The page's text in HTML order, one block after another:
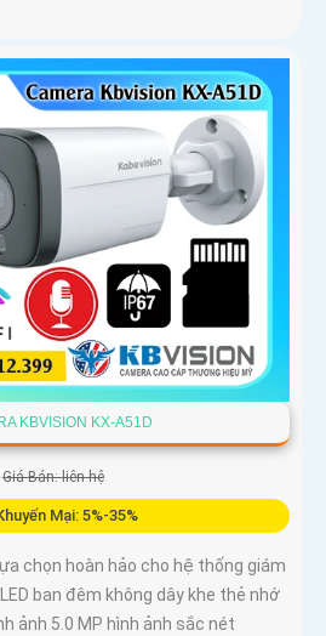
KBVISION KX-A51D
Giá Bán: liên hệ
Mại: 5%-35%
chọn hoàn hảo cho hệ thống giám
ban đêm không dây khe thẻ nhớ
ảnh 5.0 MP hình ảnh sắc nét